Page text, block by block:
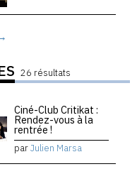
26 résultats
Ciné-Club Critikat :
Rendez-vous à la
rentrée !
parJulien Marsa